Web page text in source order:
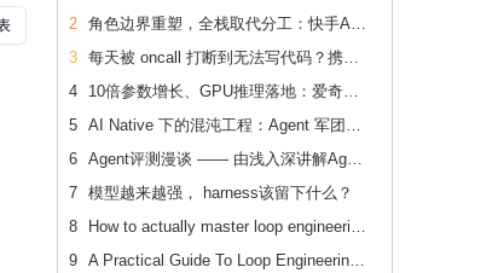
2
角色边界重塑，全栈取代分工：快手AI生产力体系成形
3
每天被 oncall 打断到无法写代码？携程机票前端用这套方法把重复问题解决了2/3
4
10倍参数增长、GPU推理落地：爱奇艺广告CVR模型的升级之路
5
AI Native 下的混沌工程：Agent 军团如何重新定义系统韧性验证
6
Agent评测漫谈 —— 由浅入深讲解Agent评测
7 模型越来越强， harness该留下什么？
8
How to actually master loop engineering
9
A Practical Guide To Loop Engineering Without Yourself